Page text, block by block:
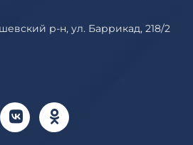
р-н, ул. Баррикад, 218/2